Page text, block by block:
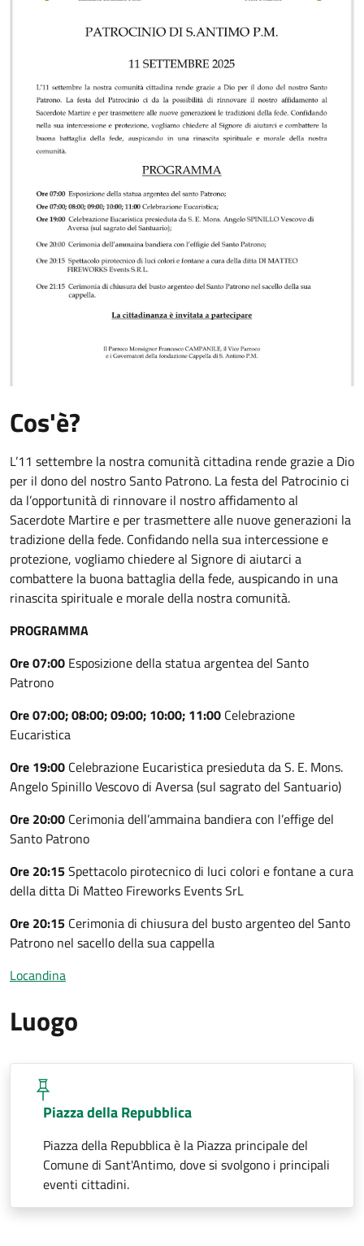
Cos'è?
L’11 settembre la nostra comunità cittadina rende grazie a Dio
per il dono del nostro Santo Patrono. La festa del Patrocinio ci
da l’opportunità di rinnovare il nostro affidamento al
Sacerdote Martire e per trasmettere alle nuove generazioni la
tradizione della fede. Confidando nella sua intercessione e
protezione, vogliamo chiedere al Signore di aiutarci a
combattere la buona battaglia della fede, auspicando in una
rinascita spirituale e morale della nostra comunità.
PROGRAMMA
Ore 07:00 Esposizione della statua argentea del Santo
Patrono
Ore 07:00; 08:00; 09:00; 10:00; 11:00 Celebrazione
Eucaristica
Ore 19:00 Celebrazione Eucaristica presieduta da S. E. Mons.
Angelo Spinillo Vescovo di Aversa (sul sagrato del Santuario)
Ore 20:00 Cerimonia dell’ammaina bandiera con l’effige del
Santo Patrono
Ore 20:15Spettacolo pirotecnico di luci colori e fontane a cura
della ditta Di Matteo Fireworks Events SrL
Ore 20:15 Cerimonia di chiusura del busto argenteo del Santo
Patrono nel sacello della sua cappella
Locandina
Luogo
Piazza della Repubblica
Piazza della Repubblica è la Piazza principale del
Comune di Sant'Antimo, dove si svolgono i principali
eventi cittadini.